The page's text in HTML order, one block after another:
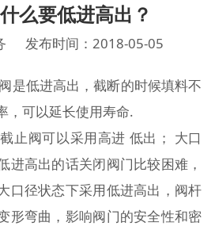
么要低进高出？
发布时间：2018-05-05
是低进高出，截断的时候填料不
率，可以延长使用寿命.
止阀可以采用高进 低出； 大口
进高出的话关闭阀门比较困难，
口径状态下采用低进高出，阀杆
形弯曲，影响阀门的安全性和密